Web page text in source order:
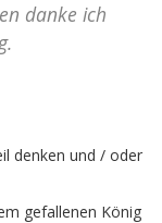
danke ich
denken und / oder
gefallenen König